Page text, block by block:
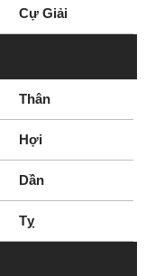
Cự Giải
Thân
Hợi
Dần
Tỵ